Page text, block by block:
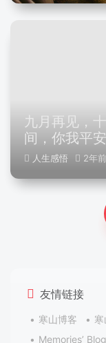
九月再见，
间，你我平
人生感悟 2年前
友情链接
寒山博客
Memories’ Blog